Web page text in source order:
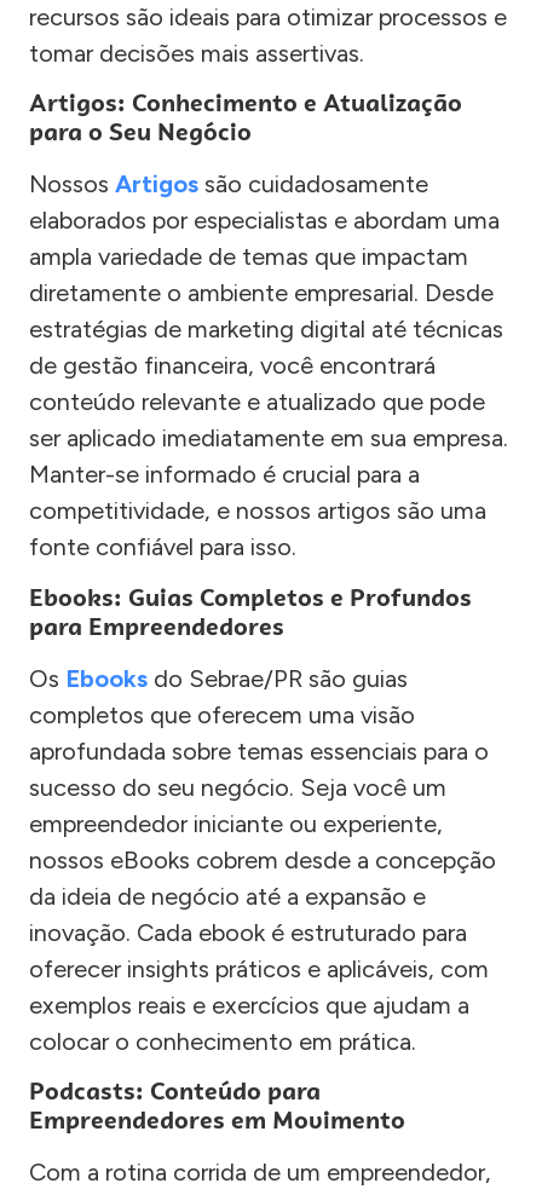
recursos são ideais para otimizar processos e
tomar decisões mais assertivas.
Artigos: Conhecimento e Atualização
para o Seu Negócio
Nossos Artigos são cuidadosamente
elaborados por especialistas e abordam uma
ampla variedade de temas que impactam
diretamente o ambiente empresarial. Desde
estratégias de marketing digital até técnicas
de gestão financeira, você encontrará
conteúdo relevante e atualizado que pode
ser aplicado imediatamente em sua empresa.
Manter-se informado é crucial para a
competitividade, e nossos artigos são uma
fonte confiável para isso.
Ebooks: Guias Completos e Profundos
para Empreendedores
Os Ebooks do Sebrae/PR são guias
completos que oferecem uma visão
aprofundada sobre temas essenciais para o
sucesso do seu negócio. Seja você um
empreendedor iniciante ou experiente,
nossos eBooks cobrem desde a concepção
da ideia de negócio até a expansão e
inovação. Cada ebook é estruturado para
oferecer insights práticos e aplicáveis, com
exemplos reais e exercícios que ajudam a
colocar o conhecimento em prática.
Podcasts: Conteúdo para
Empreendedores em Movimento
Com a rotina corrida de um empreendedor,